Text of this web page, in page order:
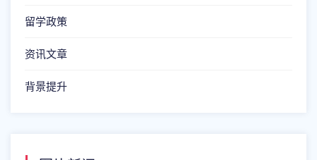
留学政策
资讯文章
背景提升